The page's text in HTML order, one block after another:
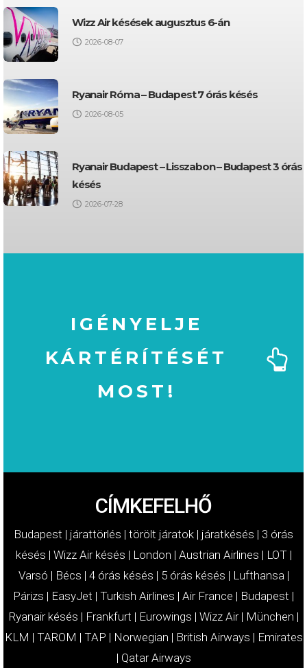
Wizz Air késések augusztus 6-án
2026-08-07
Ryanair Róma – Budapest 7 órás késés
2026-08-05
Ryanair Budapest – Lisszabon – Budapest 3 órás
késés
2026-07-28
IGÉNYELJE
KÁRTÉRÍTÉSÉT
MOST!
CÍMKEFELHŐ
Budapest | járattörlés | törölt járatok | járatkésés | 3 órás
késés | Wizz Air késés | London | Austrian Airlines | LOT|
Varsó | Bécs | 4 órás késés | 5 órás késés | Lufthansa |
Párizs | EasyJet | Turkish Airlines | Air France | Budapest |
Ryanair késés | Frankfurt | Eurowings | Wizz Air| München |
KLM | TAROM | TAP | Norwegian | British Airways | Emirates
| Qatar Airways